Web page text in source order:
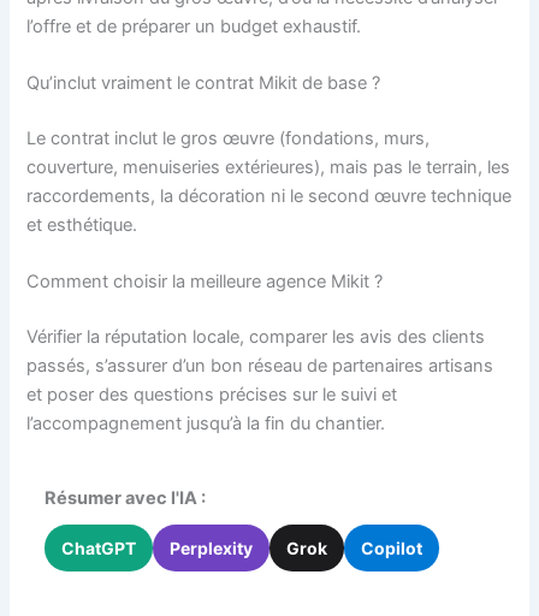
l’offre et de préparer un budget exhaustif.
Qu’inclut vraiment le contrat Mikit de base ?
Le contrat inclut le gros œuvre (fondations, murs,
couverture, menuiseries extérieures), mais pas le terrain, les
raccordements, la décoration ni le second œuvre technique
et esthétique.
Comment choisir la meilleure agence Mikit ?
Vérifier la réputation locale, comparer les avis des clients
passés, s’assurer d’un bon réseau de partenaires artisans
et poser des questions précises sur le suivi et
l’accompagnement jusqu’à la fin du chantier.
Résumer avec l'IA :
ChatGPT Perplexity Grok Copilot